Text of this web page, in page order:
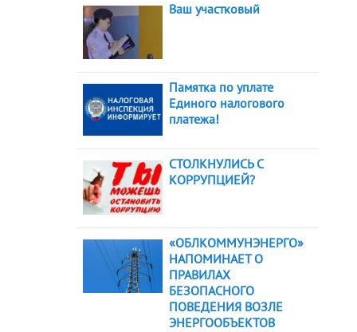
Ваш участковый
Памятка по уплате
Единого налогового
платежа!
СТОЛКНУЛИСЬ С
КОРРУПЦИЕЙ?
«ОБЛКОММУНЭНЕРГО»
НАПОМИНАЕТ О
ПРАВИЛАХ
БЕЗОПАСНОГО
ПОВЕДЕНИЯ ВОЗЛЕ
ЭНЕРГООБЪЕКТОВ